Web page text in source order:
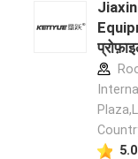
5.0